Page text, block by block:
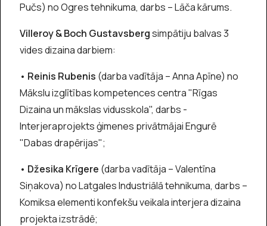
Pučs) no Ogres tehnikuma, darbs – Lāča kārums.
Villeroy & Boch Gustavsbergsimpātiju balvas 3
vides dizaina darbiem:
• Reinis Rubenis (darba vadītāja – Anna Apīne) no
Mākslu izglītības kompetences centra "Rīgas
Dizaina un mākslas vidusskola", darbs -
Interjeraprojekts ģimenes privātmājai Engurē
"Dabas drapērijas";
• Džesika Krīgere (darba vadītāja – Valentīna
Siņakova) no Latgales Industriālā tehnikuma, darbs –
Komiksa elementi konfekšu veikala interjera dizaina
projekta izstrādē;